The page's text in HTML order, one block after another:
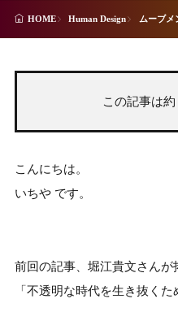
HOME Human Design ムーブ
この記事は約
こんにちは。
いちや です。
前回の記事、堀江貴文さん
「不透明な時代を生き抜く